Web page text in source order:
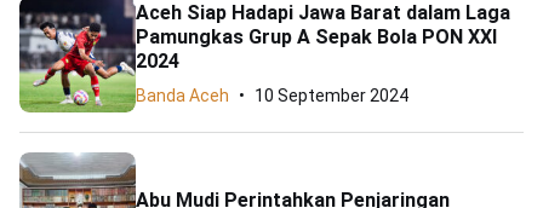
Aceh Siap Hadapi Jawa Barat dalam Laga
Pamungkas Grup A Sepak Bola PON XXI
2024
Banda Aceh 10 September 2024
Abu Mudi Perintahkan Penjaringan